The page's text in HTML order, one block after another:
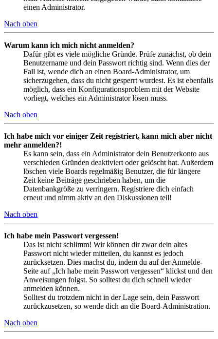
einen Administrator.
Nach oben
Warum kann ich mich nicht anmelden?
Dafür gibt es viele mögliche Gründe. Prüfe zunächst, ob dein
Benutzername und dein Passwort richtig sind. Wenn dies der
Fall ist, wende dich an einen Board-Administrator, um
sicherzugehen, dass du nicht gesperrt wurdest. Es ist ebenfalls
möglich, dass ein Konfigurationsproblem mit der Website
vorliegt, welches ein Administrator lösen muss.
Nach oben
Ich habe mich vor einiger Zeit registriert, kann mich aber nicht
mehr anmelden?!
Es kann sein, dass ein Administrator dein Benutzerkonto aus
verschieden Gründen deaktiviert oder gelöscht hat. Außerdem
löschen viele Boards regelmäßig Benutzer, die für längere
Zeit keine Beiträge geschrieben haben, um die
Datenbankgröße zu verringern. Registriere dich einfach
erneut und nimm aktiv an den Diskussionen teil!
Nach oben
Ich habe mein Passwort vergessen!
Das ist nicht schlimm! Wir können dir zwar dein altes
Passwort nicht wieder mitteilen, du kannst es jedoch
zurücksetzen. Dies machst du, indem du auf der Anmelde-
Seite auf „Ich habe mein Passwort vergessen“ klickst und den
Anweisungen folgst. So solltest du dich schnell wieder
anmelden können.
Solltest du trotzdem nicht in der Lage sein, dein Passwort
zurückzusetzen, so wende dich an die Board-Administration.
Nach oben